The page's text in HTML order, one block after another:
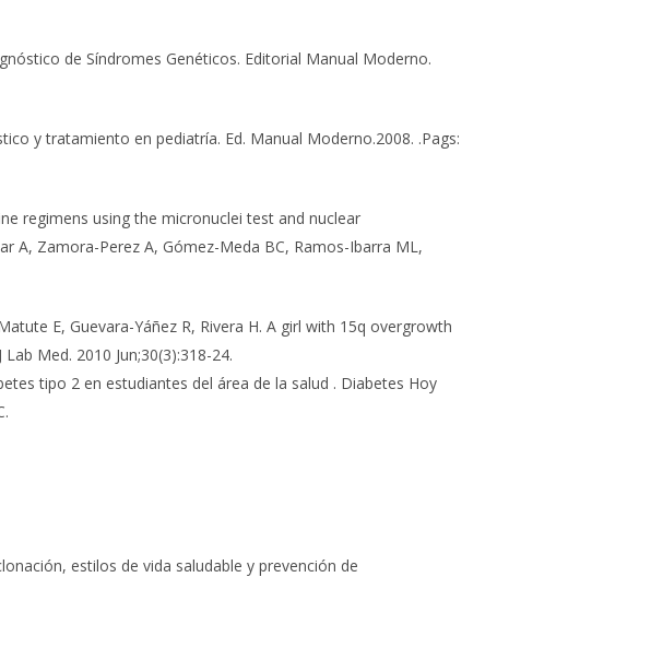
de Síndromes Genéticos. Editorial Manual Moderno.
y tratamiento en pediatría. Ed. Manual Moderno.2008. .Pags:
regimens using the micronuclei test and nuclear
A, Zamora-Perez A, Gómez-Meda BC, Ramos-Ibarra ML,
E, Guevara-Yáñez R, Rivera H. A girl with 15q overgrowth
Med. 2010 Jun;30(3):318-24.
tipo 2 en estudiantes del área de la salud . Diabetes Hoy
estilos de vida saludable y prevención de